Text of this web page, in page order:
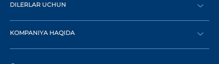
Katalog
DILERLAR UCHUN
Diler bo‘lish
Shaxsiy kabinetga kirish
KOMPANIYA HAQIDA
Kompaniya tarixi